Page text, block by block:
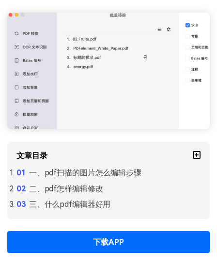
PDF提取页面
PDF页面调整
PDF注释
02.转换PDF
03.编辑PDF
文章目录
一、pdf扫描的图片怎么编辑步骤
二、pdf怎样编辑修改
三、什么pdf编辑器好用
下载APP